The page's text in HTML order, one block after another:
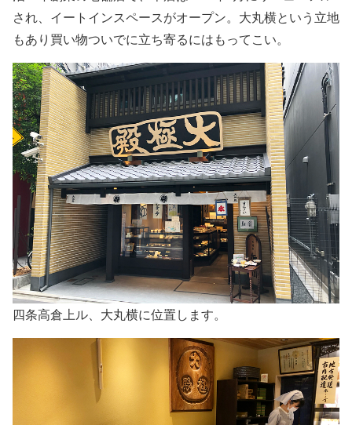
され、イートインスペースがオープン。大丸横という立地
もあり買い物ついでに立ち寄るにはもってこい。
四条高倉上ル、大丸横に位置します。